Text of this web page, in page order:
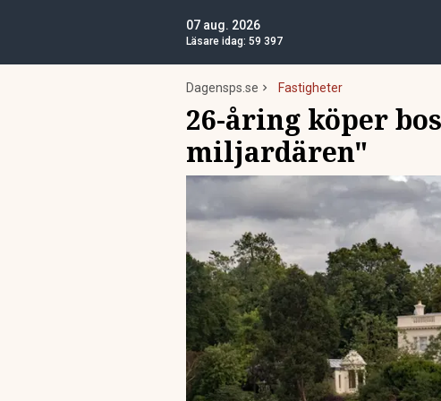
07 aug. 2026
Läsare idag: 59 397
Dagensps.se Fastigheter
26-åring köper
miljardären"